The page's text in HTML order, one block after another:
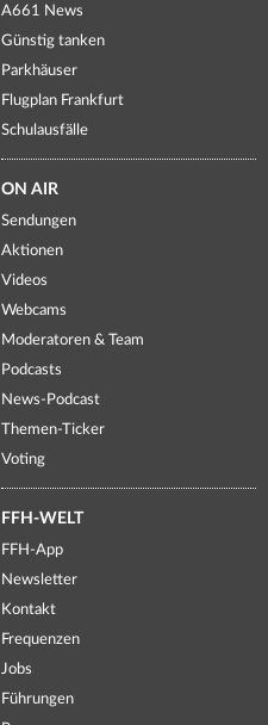
A661 News
Günstig tanken
Parkhäuser
Flugplan Frankfurt
Schulausfälle
ON AIR
Sendungen
Aktionen
Videos
Webcams
Moderatoren & Team
Podcasts
News-Podcast
Themen-Ticker
Voting
FFH-WELT
FFH-App
Newsletter
Kontakt
Frequenzen
Jobs
Führungen